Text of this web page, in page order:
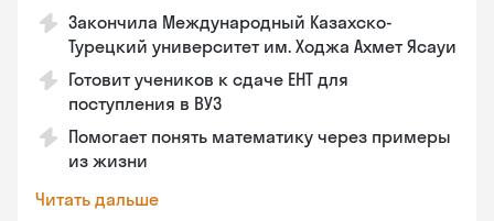
Закончила Международный Казахско-
Турецкий университет им. Ходжа Ахмет Ясауи
Готовит учеников к сдаче ЕНТ для
поступления в ВУЗ
Помогает понять математику через примеры
из жизни
Читать дальше